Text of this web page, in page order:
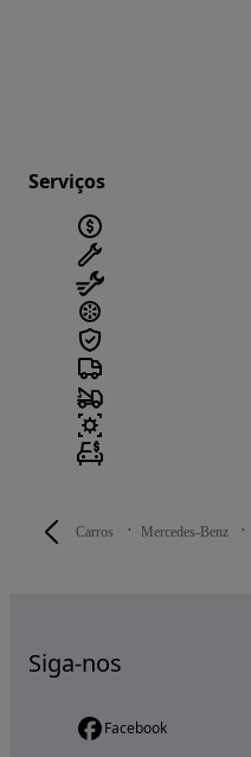
Carros Mercedes-Benz
Serviços
Siga-nos
Facebook